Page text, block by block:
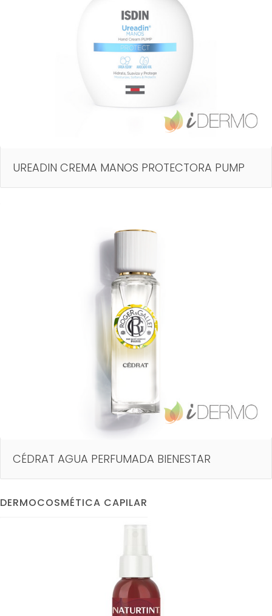
UREADIN CREMA MANOS PROTECTORA PUMP
CÉDRAT AGUA PERFUMADA BIENESTAR
DERMOCOSMÉTICA CAPILAR